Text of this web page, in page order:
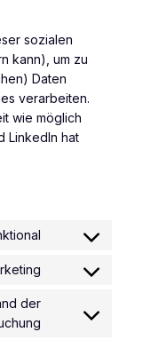
sozialen
kann), um zu
Daten
verarbeiten.
wie möglich
LinkedIn hat
Consent
Consent
service
der
Consent